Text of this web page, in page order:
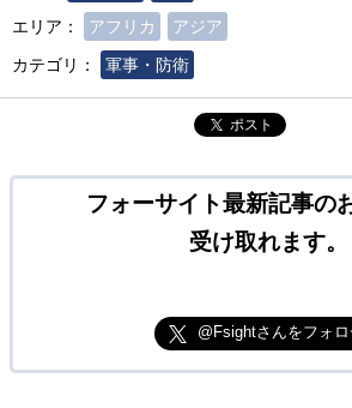
エリア：
アフリカ
アジア
カテゴリ：
軍事・防衛
ポスト
フォーサイト最新記事の
受け取れます。
@Fsightさんをフォロ